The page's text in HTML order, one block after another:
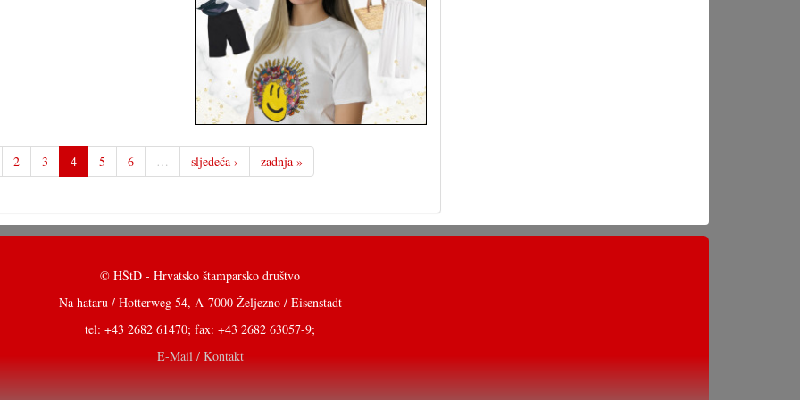
2 3 4 5 6 … sljedeća › zadnja »
© HŠtD - Hrvatsko štamparsko društvo
Na hataru / Hotterweg 54, A-7000 Željezno / Eisenstadt
tel: +43 2682 61470; fax: +43 2682 63057-9;
E-Mail / Kontakt